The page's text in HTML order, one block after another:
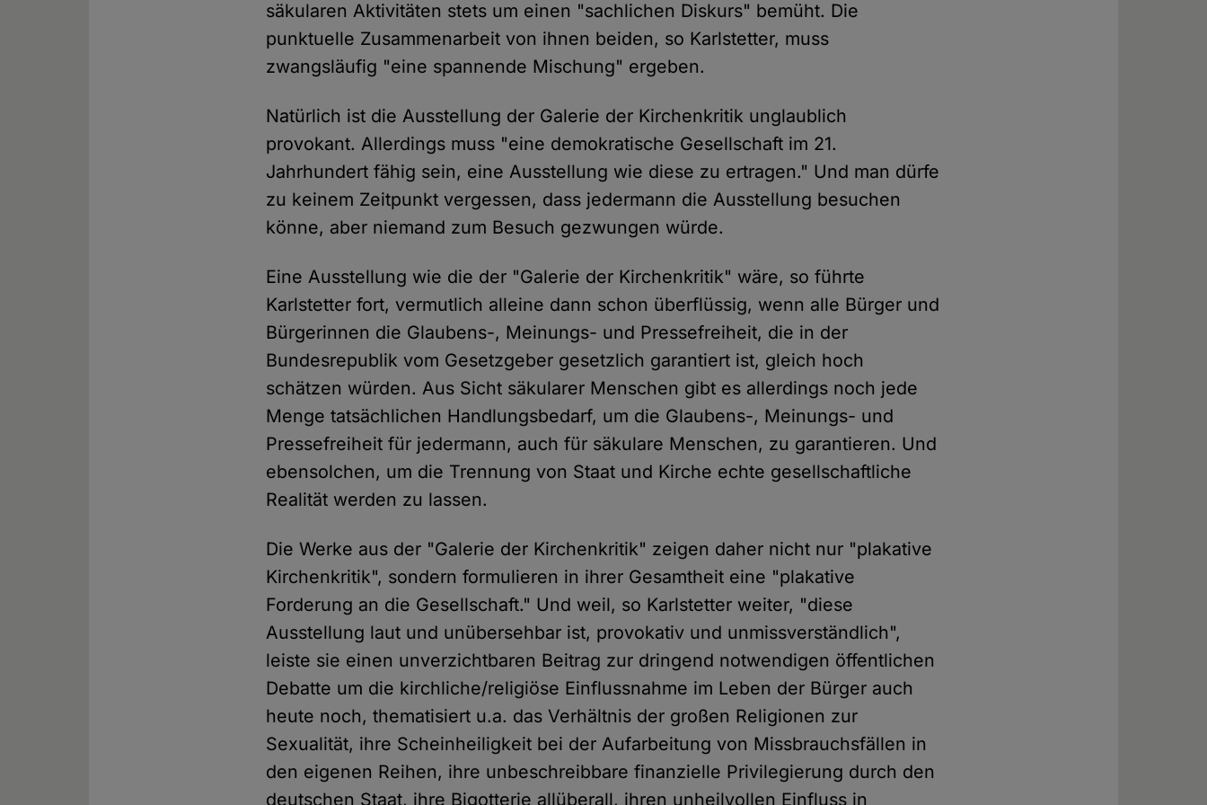
säkularen Aktivitäten stets um einen "sachlichen Diskurs" bemüht. Die
punktuelle Zusammenarbeit von ihnen beiden, so Karlstetter, muss
zwangsläufig "eine spannende Mischung" ergeben.
Natürlich ist die Ausstellung der Galerie der Kirchenkritik unglaublich
provokant. Allerdings muss "eine demokratische Gesellschaft im 21.
Jahrhundert fähig sein, eine Ausstellung wie diese zu ertragen." Und man dürfe
zu keinem Zeitpunkt vergessen, dass jedermann die Ausstellung besuchen
könne, aber niemand zum Besuch gezwungen würde.
Eine Ausstellung wie die der "Galerie der Kirchenkritik" wäre, so führte
Karlstetter fort, vermutlich alleine dann schon überflüssig, wenn alle Bürger und
Bürgerinnen die Glaubens-, Meinungs- und Pressefreiheit, die in der
Bundesrepublik vom Gesetzgeber gesetzlich garantiert ist, gleich hoch
schätzen würden. Aus Sicht säkularer Menschen gibt es allerdings noch jede
Menge tatsächlichen Handlungsbedarf, um die Glaubens-, Meinungs- und
Pressefreiheit für jedermann, auch für säkulare Menschen, zu garantieren. Und
ebensolchen, um die Trennung von Staat und Kirche echte gesellschaftliche
Realität werden zu lassen.
Die Werke aus der "Galerie der Kirchenkritik" zeigen daher nicht nur "plakative
Kirchenkritik", sondern formulieren in ihrer Gesamtheit eine "plakative
Forderung an die Gesellschaft." Und weil, so Karlstetter weiter, "diese
Ausstellung laut und unübersehbar ist, provokativ und unmissverständlich",
leiste sie einen unverzichtbaren Beitrag zur dringend notwendigen öffentlichen
Debatte um die kirchliche/religiöse Einflussnahme im Leben der Bürger auch
heute noch, thematisiert u.a. das Verhältnis der großen Religionen zur
Sexualität, ihre Scheinheiligkeit bei der Aufarbeitung von Missbrauchsfällen in
den eigenen Reihen, ihre unbeschreibbare finanzielle Privilegierung durch den
deutschen Staat, ihre Bigotterie allüberall, ihren unheilvollen Einfluss in